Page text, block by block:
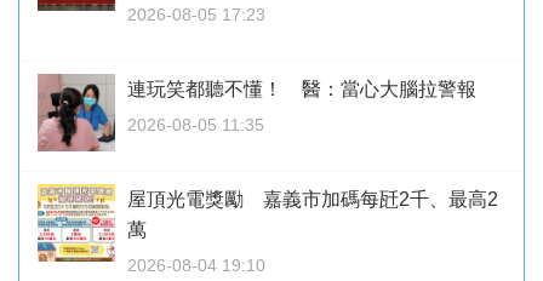
2026-08-05 17:23
連玩笑都聽不懂！ 醫：當心大腦拉警報
2026-08-05 11:35
屋頂光電獎勵 嘉義市加碼每瓩2千、最高2
萬
2026-08-04 19:10